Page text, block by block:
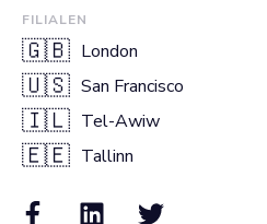
FILIALEN
🇬🇧 London
🇺🇸 San Francisco
🇮🇱 Tel-Awiw
🇪🇪 Tallinn